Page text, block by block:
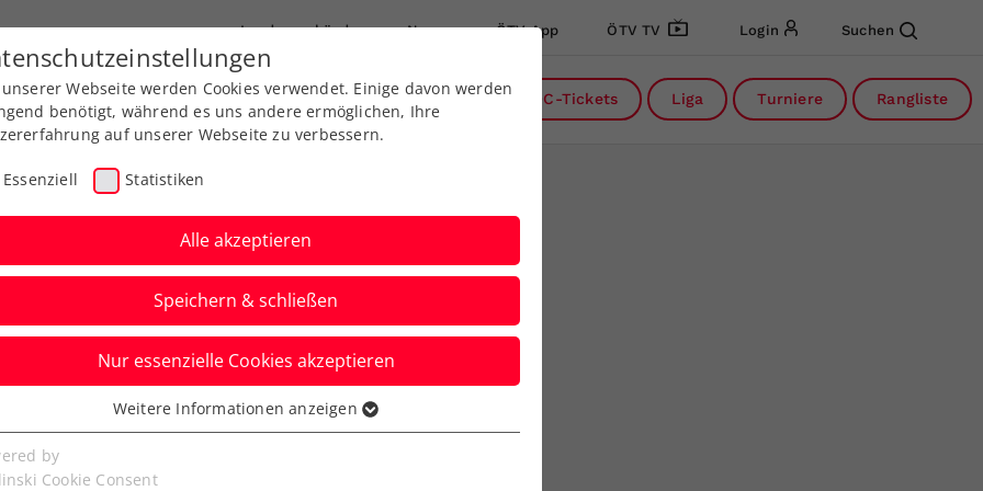
Landesverbände News ÖTV App ÖTV TV Login Suchen
Ausbildung Services Über uns DC-Tickets Liga Turniere Rangliste
Kostic hält
hoch
Webseite werden Cookies verwendet. Einige davon werden
benötigt, während es uns andere ermöglichen, Ihre
auf unserer Webseite zu verbessern.
Essenziell Statistiken
Alle akzeptieren
Speichern & schließen
Nur essenzielle Cookies akzeptieren
Cookies werden für grundlegende Funktionen der
benötigt. Dadurch ist gewährleistet, dass die Webseite
Weitere Informationen anzeigen
by
Cookie Consent